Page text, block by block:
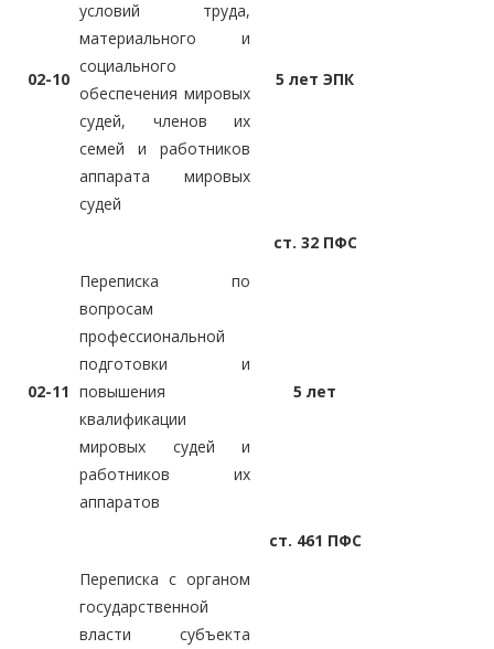
02-10
условий труда,
материального и
социального
обеспечения мировых
судей, членов их
семей и работников
аппарата мировых
судей
5 лет ЭПК
ст. 32 ПФС
02-11
Переписка по
вопросам
профессиональной
подготовки и
повышения
квалификации
мировых судей и
работников их
аппаратов
5 лет
ст. 461 ПФС
Переписка с органом
государственной
власти субъекта